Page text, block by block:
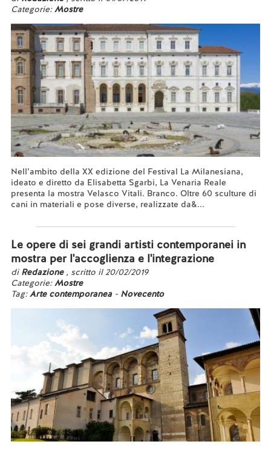
Categorie:Mostre
Nell’ambito della XX edizione del Festival La Milanesiana,
ideato e diretto da Elisabetta Sgarbi, La Venaria Reale
presenta la mostra ​Velasco Vitali. Branco. Oltre 60 sculture di
cani in materiali e pose diverse, realizzate da&...
Le opere di sei grandi artisti contemporanei in
mostra per l'accoglienza e l'integrazione
di Redazione , scritto il 20/02/2019
Categorie:Mostre
Tag:Arte contemporanea- Novecento